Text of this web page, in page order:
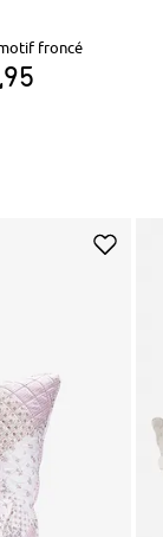
froncé